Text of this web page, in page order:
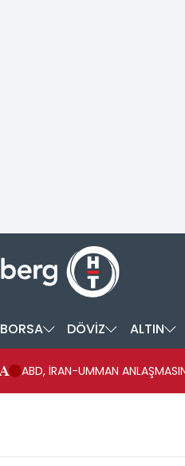
BORSA DÖVİZ ALTIN
ABD, İRAN-UMMAN